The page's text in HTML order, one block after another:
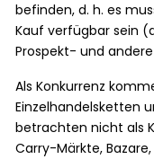
befinden, d. h. es
Kauf verfügbar sein
Prospekt- und
Als Konkurrenz
Einzelhandelsketten
betrachten nicht als
Carry-Märkte,